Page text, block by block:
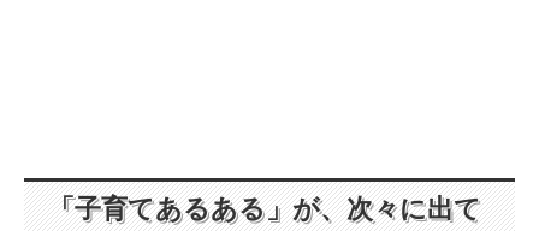
「子育てあるある」が、次々に出て